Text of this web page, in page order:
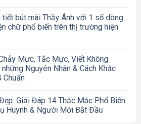
tiết bút mài Thầy Ánh với 1 số dòng
chữ phổ biến trên thị trường hiện
Mực, Tắc Mực, Viết Không
Nguyên Nhân & Cách Khắc
Chuẩn
Giải Đáp 14 Thắc Mắc Phổ Biến
Huynh & Người Mới Bắt Đầu